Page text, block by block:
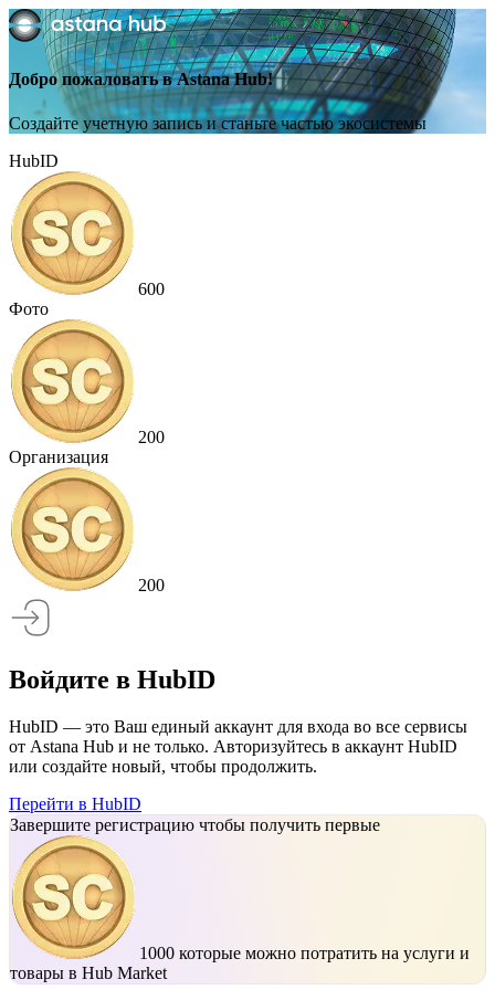
Добро пожаловать в Astana Hub!
Создайте учетную запись и станьте частью экосистемы
HubID
600
Фото
200
Организация
200
Войдите в HubID
HubID — это Ваш единый аккаунт для входа во все сервисы
от Astana Hub и не только. Авторизуйтесь в аккаунт HubID
или создайте новый, чтобы продолжить.
Перейти в HubID
Завершите регистрацию чтобы получить первые
1000 которые можно потратить на услуги и
товары в Hub Market